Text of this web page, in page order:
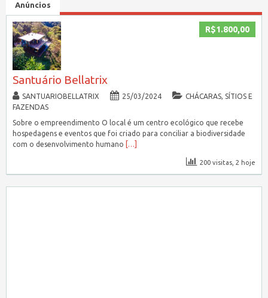
Anúncios
R$1.800,00
Santuário Bellatrix
SANTUARIOBELLATRIX 25/03/2024
CHÁCARAS, SÍTIOS E
FAZENDAS
Sobre o empreendimento O local é um centro ecológico que recebe
hospedagens e eventos que foi criado para conciliar a biodiversidade
com o desenvolvimento humano
[…]
200 visitas, 2 hoje